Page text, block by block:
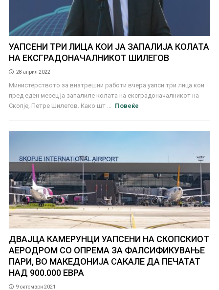
УАПСЕНИ ТРИ ЛИЦА КОИ ЈА ЗАПАЛИЈА КОЛАТА
НА ЕКСГРАДОНАЧАЛНИКОТ ШИЛЕГОВ
28 април 2022
Министерството за внатрешни работи вчера уапси три лица кои
пред еден месец ја запалиле колата на ексградоначалникот на
Скопје, Петре Шилегов. Како шт ...
Повеќе
ДВАЈЦА КАМЕРУНЦИ УАПСЕНИ НА СКОПСКИОТ
АЕРОДРОМ СО ОПРЕМА ЗА ФАЛСИФИКУВАЊЕ
ПАРИ, ВО МАКЕДОНИЈА САКАЛЕ ДА ПЕЧАТАТ
НАД 900.000 ЕВРА
9 октомври 2021